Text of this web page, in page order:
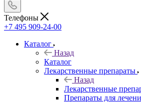
Телефоны
+7 495 909-24-00
Каталог
Назад
Каталог
Лекарственные препараты
Назад
Лекарственные
Препараты для